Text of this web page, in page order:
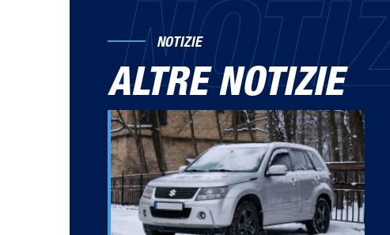
NOTIZIE
ALTRE NOTIZIE